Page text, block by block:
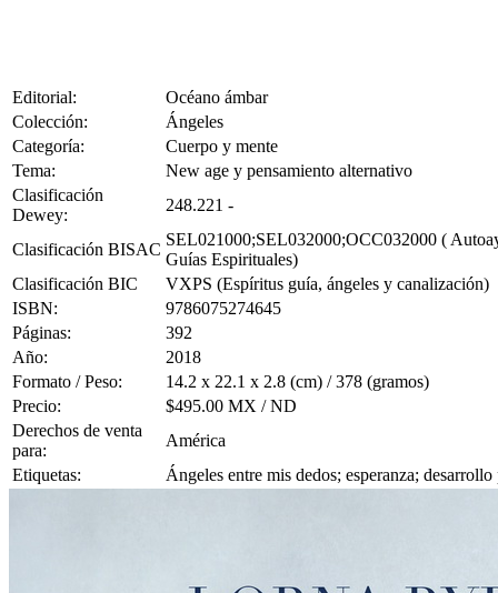
Editorial:
Océano ámbar
Colección:
Ángeles
Categoría:
Cuerpo y mente
Tema:
New age y pensamiento alternativo
Clasificación
Dewey:
248.221 -
Clasificación BISAC
SEL021000;SEL032000;OCC032000 (
Guías Espirituales)
Clasificación BIC
VXPS (Espíritus guía, ángeles y canalización)
ISBN:
9786075274645
Páginas:
392
Año:
2018
Formato / Peso:
14.2 x 22.1 x 2.8 (cm) / 378 (gramos)
Precio:
$495.00 MX / ND
Derechos de venta
para:
América
Etiquetas:
Ángeles entre mis dedos; esperanza;